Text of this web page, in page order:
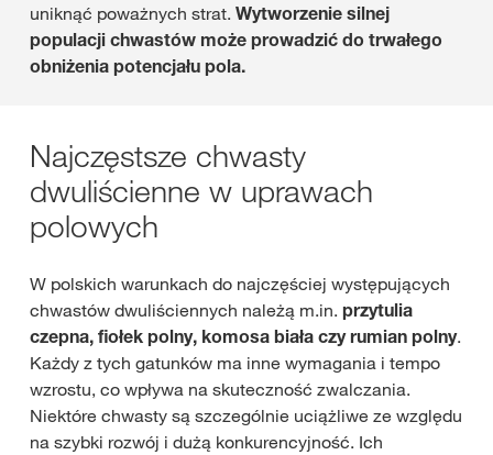
uniknąć poważnych strat. Wytworzenie silnej
populacji chwastów może prowadzić do trwałego
obniżenia potencjału pola.
Najczęstsze chwasty
dwuliścienne w uprawach
polowych
W polskich warunkach do najczęściej występujących
chwastów dwuliściennych należą m.in. przytulia
czepna, fiołek polny, komosa biała czy rumian polny.
Każdy z tych gatunków ma inne wymagania i tempo
wzrostu, co wpływa na skuteczność zwalczania.
Niektóre chwasty są szczególnie uciążliwe ze względu
na szybki rozwój i dużą konkurencyjność. Ich